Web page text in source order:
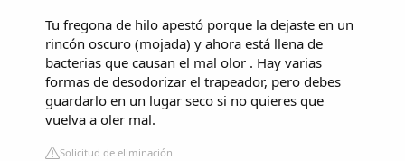
Tu fregona de hilo apestó porque la dejaste en un
rincón oscuro (mojada) y ahora está llena de
bacterias que causan el mal olor . Hay varias
formas de desodorizar el trapeador, pero debes
guardarlo en un lugar seco si no quieres que
vuelva a oler mal.
Solicitud de eliminación